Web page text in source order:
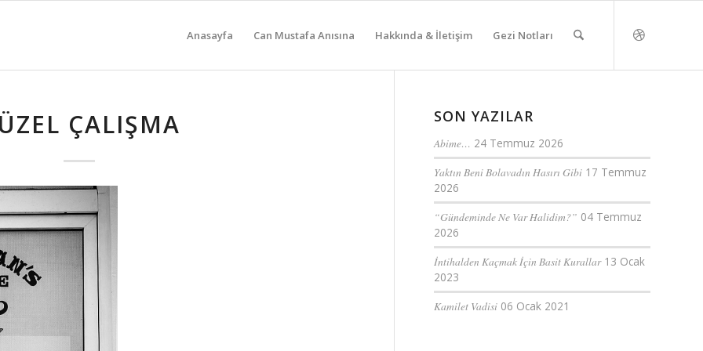
Anasayfa Can Mustafa Anısına Hakkında & İletişim Gezi Notları
ÇALIŞMA SON YAZILAR
Abime… 24 Temmuz 2026
Yaktın Beni Bolavadın Hasırı Gibi 17 Temmuz
2026
“Gündeminde Ne Var Halidim?” 04 Temmuz
2026
İntihalden Kaçmak İçin Basit Kurallar 13 Ocak
2023
Kamilet Vadisi 06 Ocak 2021